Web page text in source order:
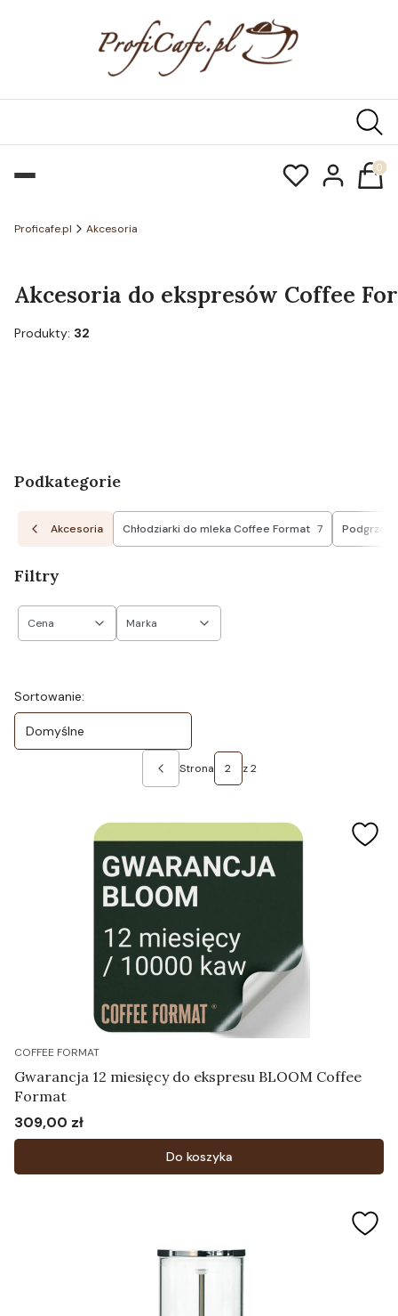
Proficafe.pl Akcesoria
Akcesoria do ekspresów Coffee
Produkty: 32
Podkategorie
Akcesoria Chłodziarki do mleka Coffee Format 7
Filtry
Cena Marka
Lista produktów
Sortowanie:
Domyślne
Poprzednie produkty
Strona z 2
COFFEE FORMAT
Gwarancja 12 miesięcy do ekspresu BLOOM Coffee
Format
Cena
309,00 zł
Do koszyka